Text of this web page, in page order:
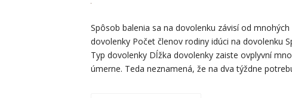
Spôsob balenia sa na dovolenku závisí od
dovolenky Počet členov rodiny idúci na dovolenku
Typ dovolenky Dĺžka dovolenky zaiste ovplyvní
úmerne. Teda neznamená, že na dva týždne